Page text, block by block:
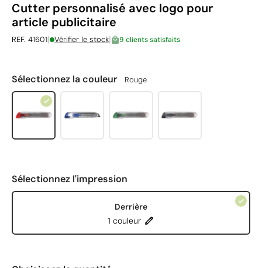
Cutter personnalisé avec logo pour
article publicitaire
REF. 41601| Vérifier le stock| 9 clients satisfaits
Sélectionnez la couleur Rouge
Sélectionnez l'impression
Derrière
1 couleur